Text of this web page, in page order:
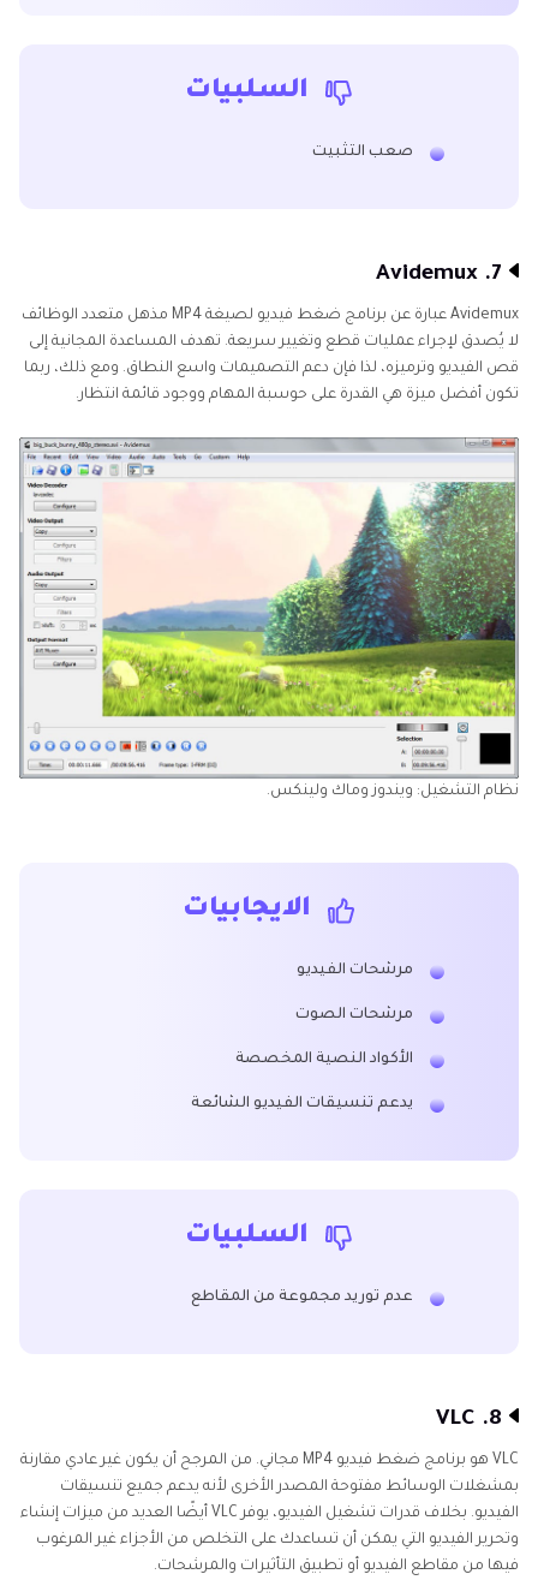
السلبيات
صعب التثبيت
7. Avidemux
Avidemux عبارة عن برنامج ضغط فيديو لصيغة MP4 مذهل متعدد الوظائف
لا يُصدق لإجراء عمليات قطع وتغيير سريعة. تهدف المساعدة المجانية إلى
قص الفيديو وترميزه، لذا فإن دعم التصميمات واسع النطاق. ومع ذلك، ربما
تكون أفضل ميزة هي القدرة على حوسبة المهام ووجود قائمة انتظار.
نظام التشغيل: ويندوز وماك ولينكس.
الايجابيات
مرشحات الفيديو
مرشحات الصوت
الأكواد النصية المخصصة
يدعم تنسيقات الفيديو الشائعة
السلبيات
عدم توريد مجموعة من المقاطع
8. VLC
VLC هو برنامج ضغط فيديو MP4 مجاني. من المرجح أن يكون غير عادي مقارنة
بمشغلات الوسائط مفتوحة المصدر الأخرى لأنه يدعم جميع تنسيقات
الفيديو. بخلاف قدرات تشغيل الفيديو، يوفر VLC أيضًا العديد من ميزات إنشاء
وتحرير الفيديو التي يمكن أن تساعدك على التخلص من الأجزاء غير المرغوب
فيها من مقاطع الفيديو أو تطبيق التأثيرات والمرشحات.